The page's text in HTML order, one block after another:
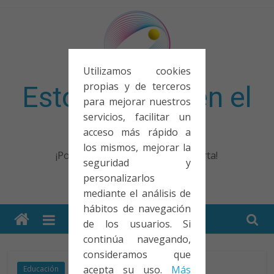
Utilizamos cookies
propias y de terceros
para mejorar nuestros
servicios, facilitar un
acceso más rápido a
los mismos, mejorar la
seguridad y
personalizarlos
mediante el análisis de
hábitos de navegación
de los usuarios. Si
continúa navegando,
consideramos que
acepta su uso. Más
Esto no entra en el
examen
¡Porque no solo el examen importa!
Educación